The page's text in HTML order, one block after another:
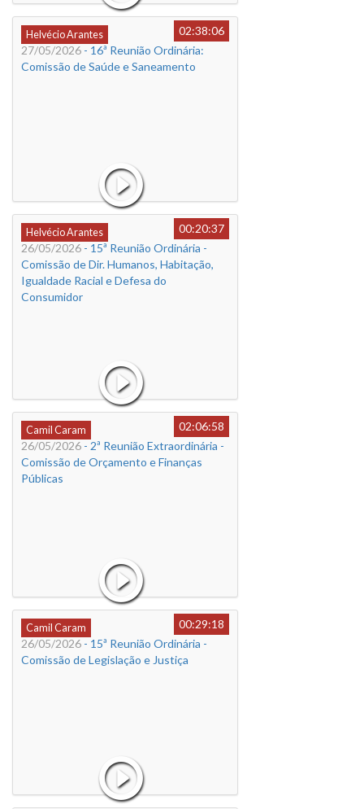
Helvécio Arantes
02:38:06
27/05/2026 - 16ª Reunião Ordinária:
Comissão de Saúde e Saneamento
Helvécio Arantes
00:20:37
26/05/2026 - 15ª Reunião Ordinária -
Comissão de Dir. Humanos, Habitação,
Igualdade Racial e Defesa do
Consumidor
Camil Caram
02:06:58
26/05/2026 - 2ª Reunião Extraordinária -
Comissão de Orçamento e Finanças
Públicas
Camil Caram
00:29:18
26/05/2026 - 15ª Reunião Ordinária -
Comissão de Legislação e Justiça